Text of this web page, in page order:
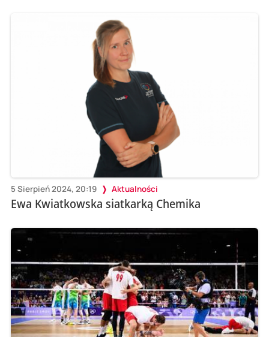
5 Sierpień 2024, 20:19 Aktualności
Ewa Kwiatkowska siatkarką Chemika